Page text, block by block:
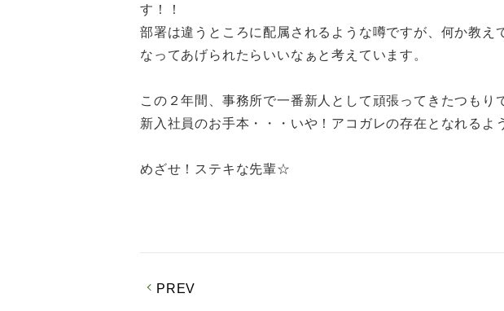
す！！
部署は違うところに配属されるような噂ですが、何か教え
なってあげられたらいいなぁと考えています。
この２年間、事務所で一番新人として頑張ってきたつもり
新入社員のお手本・・・いや！アコガレの存在となれる
めざせ！ステキな先輩☆
PREV